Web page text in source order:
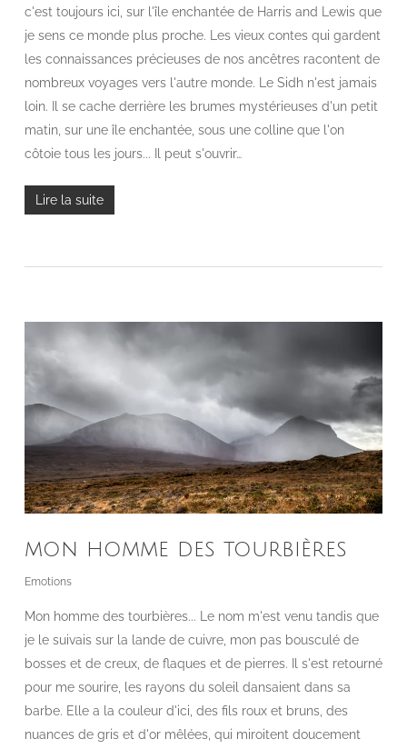
c'est toujours ici, sur l'île enchantée de Harris and Lewis que
je sens ce monde plus proche. Les vieux contes qui gardent
les connaissances précieuses de nos ancêtres racontent de
nombreux voyages vers l'autre monde. Le Sidh n'est jamais
loin. Il se cache derrière les brumes mystérieuses d'un petit
matin, sur une île enchantée, sous une colline que l'on
côtoie tous les jours... Il peut s'ouvrir…
Lire la suite
mon homme des tourbières
Emotions
Mon homme des tourbières... Le nom m'est venu tandis que
je le suivais sur la lande de cuivre, mon pas bousculé de
bosses et de creux, de flaques et de pierres. Il s'est retourné
pour me sourire, les rayons du soleil dansaient dans sa
barbe. Elle a la couleur d'ici, des fils roux et bruns, des
nuances de gris et d'or mêlées, qui miroitent doucement